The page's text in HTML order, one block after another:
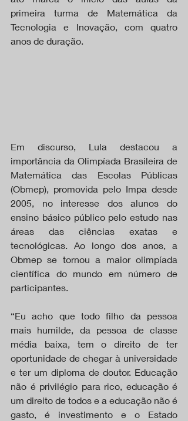
primeira turma de Matemática da
Tecnologia e Inovação, com quatro
anos de duração.
Em discurso, Lula destacou a
importância da Olimpíada Brasileira de
Matemática das Escolas Públicas
(Obmep), promovida pelo Impa desde
2005, no interesse dos alunos do
ensino básico público pelo estudo nas
áreas das ciências exatas e
tecnológicas. Ao longo dos anos, a
Obmep se tornou a maior olimpíada
científica do mundo em número de
participantes.
“Eu acho que todo filho da pessoa
mais humilde, da pessoa de classe
média baixa, tem o direito de ter
oportunidade de chegar à universidade
e ter um diploma de doutor. Educação
não é privilégio para rico, educação é
um direito de todos e a educação não é
gasto, é investimento e o Estado